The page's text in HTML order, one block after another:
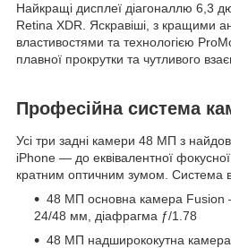
Найкращі дисплеї діагоналлю 6,3
Retina XDR. Яскравіші, з кращими
властивостями та технологією
плавної прокрутки та чутливого
Професійна система
Усі три задні камери 48 МП з
iPhone — до еквівалентної
кратним оптичним зумом. Система
48 МП основна камера Fusion
24/48 мм, діафрагма ƒ/1.78
48 МП надширококутна